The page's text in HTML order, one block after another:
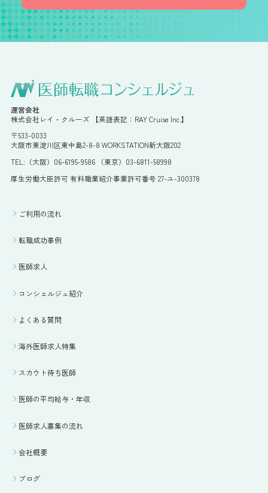
運営会社
株式会社レイ・クルーズ 【英語表記：RAY Cruise Inc.】
〒533-0033
大阪市東淀川区東中島2-8-8 WORKSTATION新大阪202
TEL:（大阪）06-6195-9586 （東京）03-6811-58998
厚生労働大臣許可 有料職業紹介事業許可番号 27-ユ-300378
ご利用の流れ
転職成功事例
医師求人
コンシェルジュ紹介
よくある質問
海外医師求人特集
スカウト待ち医師
医師の平均給与・年収
医師求人募集の流れ
会社概要
ブログ